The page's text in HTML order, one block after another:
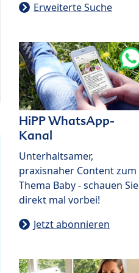
Erweiterte Suche
HiPP WhatsApp-
Kanal
Unterhaltsamer,
praxisnaher Content zum
Thema Baby - schauen Sie
direkt mal vorbei!
Jetzt abonnieren